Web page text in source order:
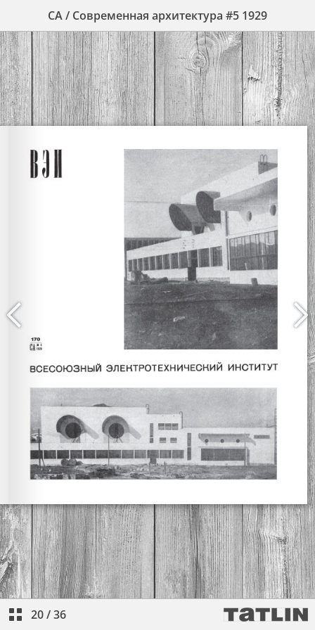
СА / Современная архитектура #5 1929
20/36